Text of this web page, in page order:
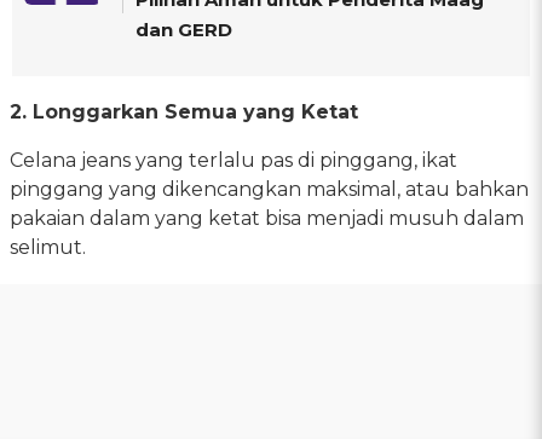
dan GERD
2. Longgarkan Semua yang Ketat
Celana jeans yang terlalu pas di pinggang, ikat
pinggang yang dikencangkan maksimal, atau bahkan
pakaian dalam yang ketat bisa menjadi musuh dalam
selimut.